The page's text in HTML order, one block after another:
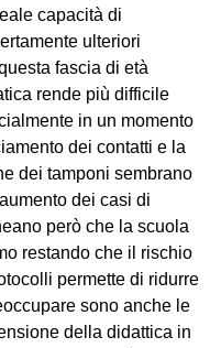
capacità di
ulteriori
fascia di età
rende più difficile
in un momento
dei contatti e la
dei tamponi sembrano
dei casi di
però che la scuola
restando che il rischio
permette di ridurre
sono anche le
della didattica in